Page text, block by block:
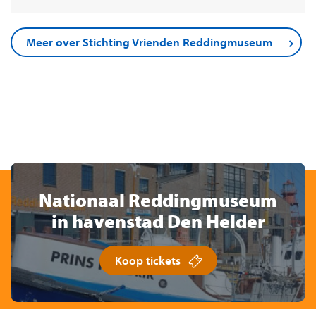
Meer over Stichting Vrienden Reddingmuseum
Nationaal Reddingmuseum
in havenstad Den Helder
Koop tickets